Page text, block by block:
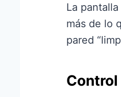
La
más de lo
pared